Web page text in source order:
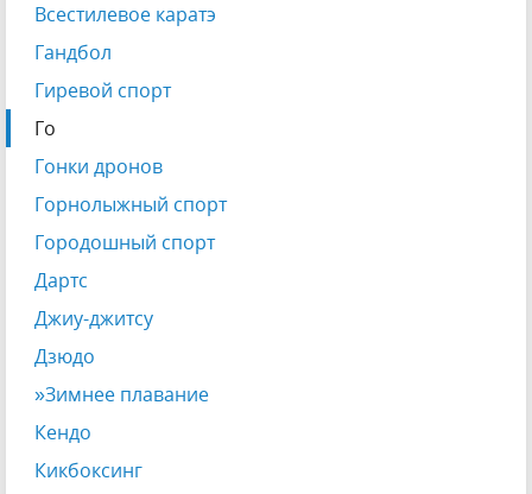
Всестилевое каратэ
Гандбол
Гиревой спорт
Го
Гонки дронов
Горнолыжный спорт
Городошный спорт
Дартс
Джиу-джитсу
Дзюдо
»Зимнее плавание
Кендо
Кикбоксинг